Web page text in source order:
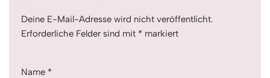
Deine E-Mail-Adresse wird nicht veröffentlicht.
Erforderliche Felder sind mit * markiert
Name *